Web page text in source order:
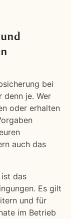
bei
je. Wer
oder erhalten
auch das
ist das
Es gilt
und für
im Betrieb